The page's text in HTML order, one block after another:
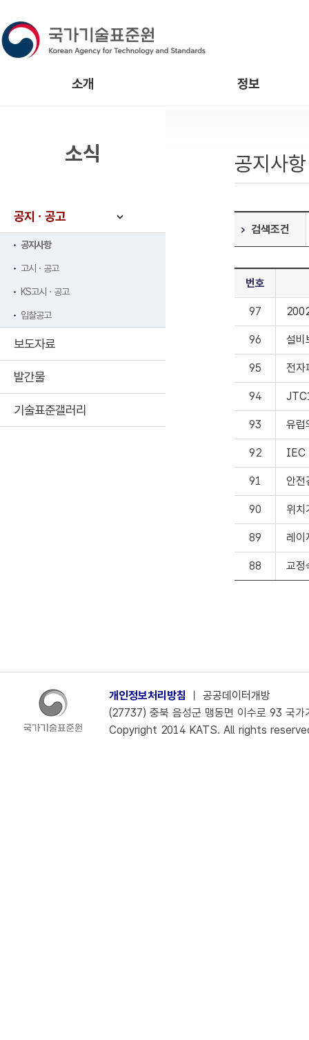
소개 정보
공지사항
검색조건
번호
97
96 설비
95 전자
94
93 유럽
92 IEC
91 안전
90 위치
89 레이
88 교정
소식
공지ㆍ공고
공지사항
고시ㆍ공고
KS고시ㆍ공고
입찰공고
보도자료
발간물
기술표준갤러리
개인정보처리방침 ㅣ 공공데이터개방
(27737) 충북 음성군 맹동면 이수로 93 국
Copyright 2014 KATS. All rights